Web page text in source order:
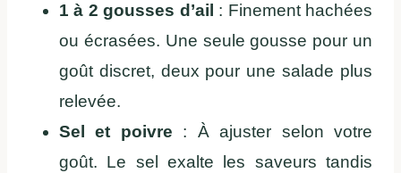
1 à 2 gousses d’ail : Finement hachées
ou écrasées. Une seule gousse pour un
goût discret, deux pour une salade plus
relevée.
Sel et poivre : À ajuster selon votre
goût. Le sel exalte les saveurs tandis